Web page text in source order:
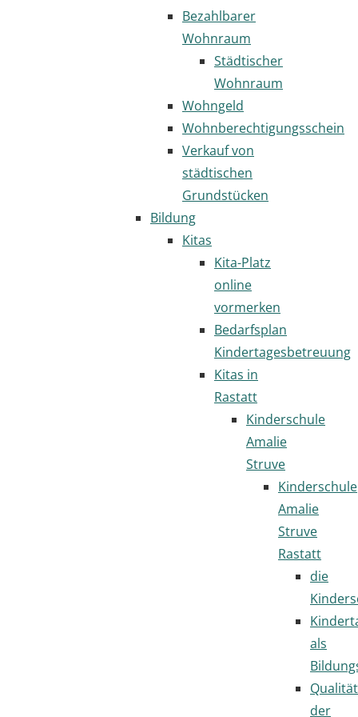
Bezahlbarer
Wohnraum
Städtischer
Wohnraum
Wohngeld
Wohnberechtigungsschein
Verkauf von
städtischen
Grundstücken
Bildung
Kitas
Kita-Platz
online
vormerken
Bedarfsplan
Kindertagesbetreuung
Kitas in
Rastatt
Kinderschule
Amalie
Struve
Kinderschule
Amalie
Struve
Rastatt
die
als
Qualität
der